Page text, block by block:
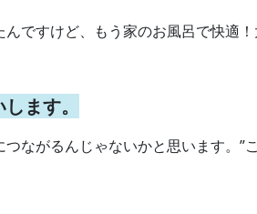
ですけど、もう家のお風呂で快適！
ます。
ながるんじゃないかと思います。”